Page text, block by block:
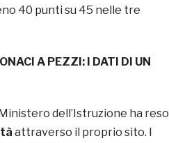
40 punti su 45 nelle tre
A PEZZI: I DATI DI UN
dell’Istruzione ha reso
attraverso il proprio sito. I